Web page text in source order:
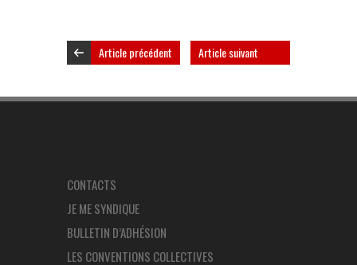
Article précédent Article suivant
CONTACTS
JE ME SYNDIQUE
BULLETIN D’ADHÉSION
LES CONVENTIONS COLLECTIVES